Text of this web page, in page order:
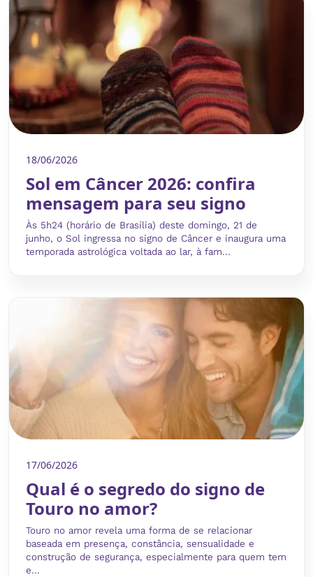
18/06/2026
Sol em Câncer 2026: confira
mensagem para seu signo
Às 5h24 (horário de Brasília) deste domingo, 21 de
junho, o Sol ingressa no signo de Câncer e inaugura uma
temporada astrológica voltada ao lar, à fam...
17/06/2026
Qual é o segredo do signo de
Touro no amor?
Touro no amor revela uma forma de se relacionar
baseada em presença, constância, sensualidade e
construção de segurança, especialmente para quem tem
e...